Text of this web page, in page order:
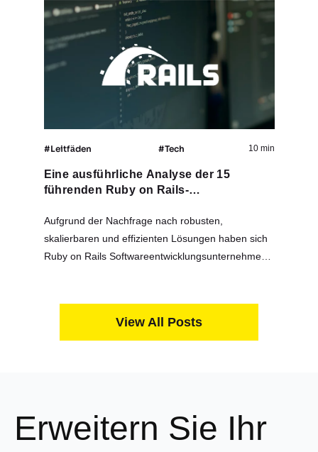
#Leitfäden #Tech 10 min
Eine ausführliche Analyse der 15
führenden Ruby on Rails-
Aufgrund der Nachfrage nach robusten,
skalierbaren und effizienten Lösungen haben sich
Ruby on Rails Softwareentwicklungsunternehmen
View All Posts
Erweitern Sie Ihr